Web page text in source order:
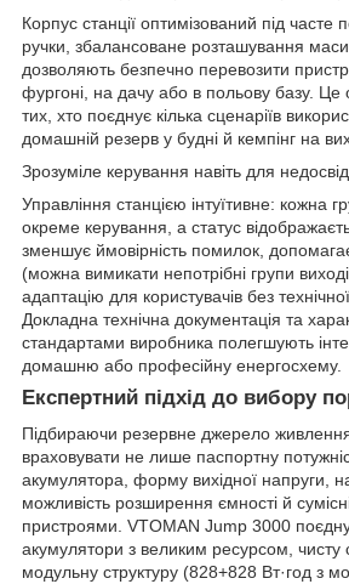
Корпус станції оптимізований під часте
ручки, збалансоване розташування
дозволяють безпечно перевозити
фургоні, на дачу або в польову базу. Це
тих, хто поєднує кілька сценаріїв
домашній резерв у будні й кемпінг на
Зрозуміле керування навіть для
Управління станцією інтуїтивне: кожна
окреме керування, а статус
зменшує ймовірність помилок,
(можна вимикати непотрібні групи
адаптацію для користувачів без технічної
Докладна технічна документація та
стандартами виробника полегшують
домашню або професійну енергосхему.
Експертний підхід до вибору
Підбираючи резервне джерело
враховувати не лише паспортну
акумулятора, форму вихідної напруги,
можливість розширення ємності й
пристроями. VTOMAN Jump 3000
акумулятори з великим ресурсом, чисту
модульну структуру (828+828 Вт·год з